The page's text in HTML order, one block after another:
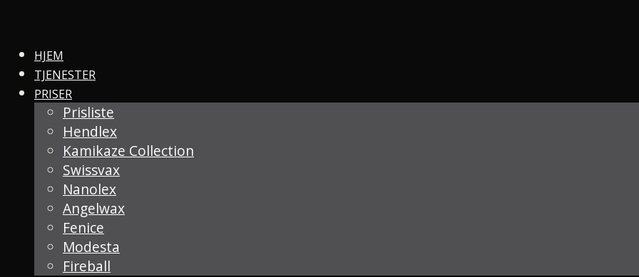
HJEM
TJENESTER
PRISER
Prisliste
Hendlex
Kamikaze Collection
Swissvax
Nanolex
Angelwax
Fenice
Modesta
Fireball